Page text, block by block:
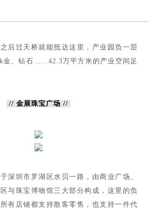
后过天桥就能抵达这里，产业园负一层
金、钻石……42.3万平方米的产业空间足
// 金展珠宝广场 //
深圳市罗湖区水贝一路，由商业广场、
与珠宝博物馆三大部分构成，这里的负
有店铺都支持散客零售，也支持一件代